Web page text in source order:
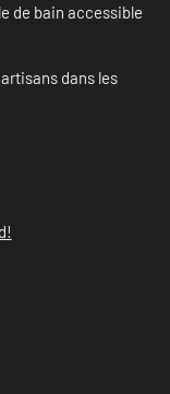
de bain accessible
dans les